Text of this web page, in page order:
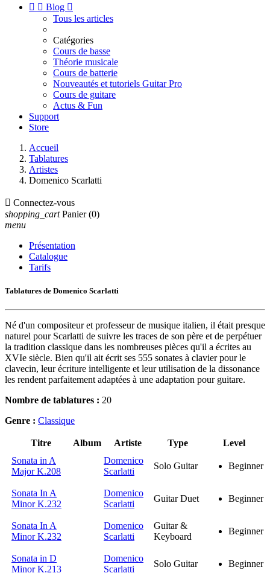
  Blog 
Tous les articles
Catégories
Cours de basse
Théorie musicale
Cours de batterie
Nouveautés et tutoriels Guitar Pro
Cours de guitare
Actus & Fun
Support
Store
Accueil
Tablatures
Artistes
Domenico Scarlatti
 Connectez-vous
shopping_cart Panier (0)
menu
Présentation
Catalogue
Tarifs
Tablatures de Domenico Scarlatti
Né d'un compositeur et professeur de musique italien, il était presque
naturel pour Scarlatti de suivre les traces de son père et de perpétuer
la tradition classique dans les nombreuses pièces qu'il a écrites au
XVIe siècle. Bien qu'il ait écrit ses 555 sonates à clavier pour le
clavecin, leur écriture intelligente et leur utilisation de la dissonance
les rendent parfaitement adaptées à une adaptation pour guitare.
Nombre de tablatures : 20
Genre : Classique
Titre Album Artiste Type
Level
Sonata in A
Major K.208
Domenico
Scarlatti
Solo Guitar Beginner
Sonata In A
Minor K.232
Domenico
Scarlatti
Guitar Duet Beginner
Sonata In A
Minor K.232
Domenico
Scarlatti
Guitar &
Keyboard
Beginner
Sonata in D
Minor K.213
Domenico
Scarlatti
Solo Guitar Beginner